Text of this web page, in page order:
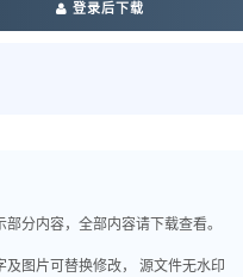
登录后下载
部分内容，全部内容请下载查看。
及图片可替换修改， 源文件无水印